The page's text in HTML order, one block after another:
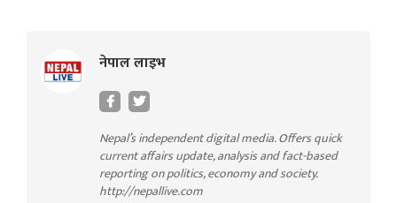
नेपाल लाइभ
Nepal’s independent digital media. Offers quick
current affairs update, analysis and fact-based
reporting on politics, economy and society.
http://nepallive.com